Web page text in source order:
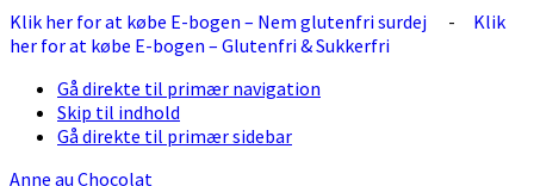
Klik her for at købe E-bogen – Nem glutenfri surdej - Klik
her for at købe E-bogen – Glutenfri & Sukkerfri
Gå direkte til primær navigation
Skip til indhold
Gå direkte til primær sidebar
Anne au Chocolat